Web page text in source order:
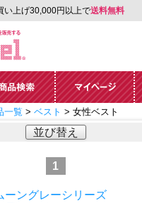
い上げ30,000円以上で送料無料
ー
.
索 マイページ
一覧 > ベスト > 女性ベスト
並び替え
1
ーングレーシリーズ